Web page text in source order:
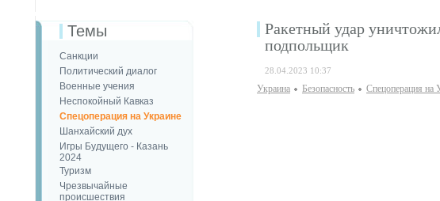
Темы
Санкции
Политический диалог
Военные учения
Неспокойный Кавказ
Спецоперация на Украине
Шанхайский дух
Игры Будущего - Казань
2024
Туризм
Чрезвычайные
происшествия
Ракетный удар
подпольщик
28.04.2023 10:37
Украина Безопаcность Спецоперация на